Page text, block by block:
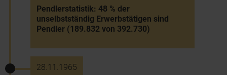
Pendlerstatistik: 48 % der
unselbstständig Erwerbstätigen sind
Pendler (189.832 von 392.730)
28.11.1965